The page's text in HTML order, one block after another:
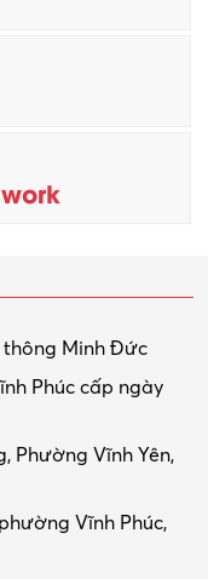
thông Minh Đức
Phúc cấp ngày
Phường Vĩnh Yên,
Vĩnh Phúc,